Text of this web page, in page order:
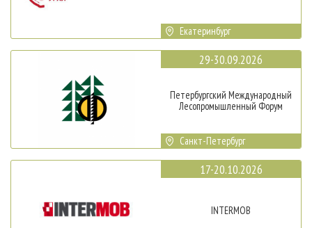
Екатеринбург
29-30.09.2026
Петербургский Международный
Лесопромышленный Форум
Санкт-Петербург
17-20.10.2026
INTERMOB